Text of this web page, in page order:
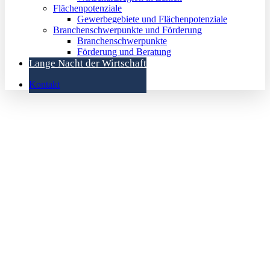
Flächenpotenziale
Gewerbegebiete und Flächenpotenziale
Branchenschwerpunkte und Förderung
Branchenschwerpunkte
Förderung und Beratung
Lange Nacht der Wirtschaft
Kontakt